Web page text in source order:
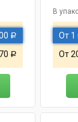
Р
Р
В
От 1
От